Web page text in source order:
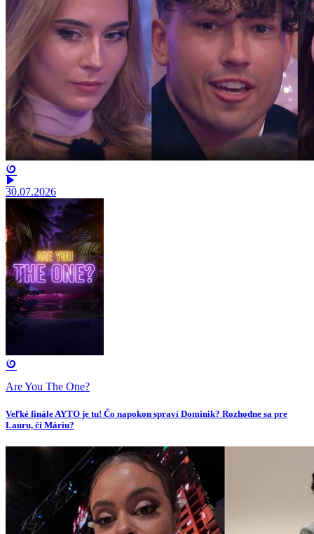
30.07.2026
Are You The One?
Veľké finále AYTO je tu! Čo napokon spraví Dominik? Rozhodne sa pre
Lauru, či Máriu?